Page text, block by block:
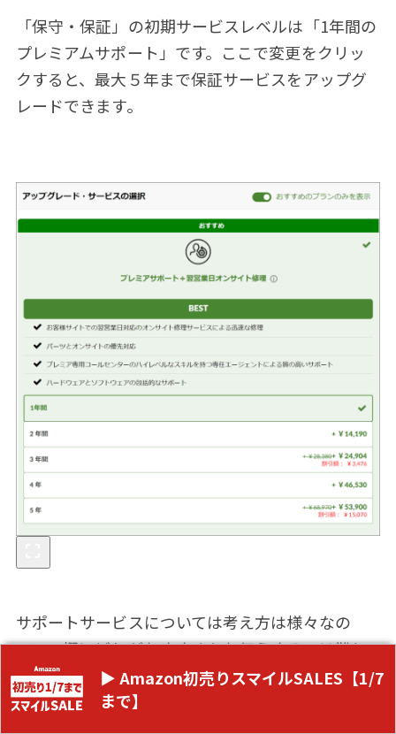
「保守・保証」の初期サービスレベルは「1年間の
プレミアムサポート」です。ここで変更をクリッ
クすると、最大５年まで保証サービスをアップグ
レードできます。
サポートサービスについては考え方は様々なの
で、一概にどれがおすすめかお伝えするのは難し
いです。外に持ち出す頻度が多い端末であれば、
思い切って５年の保証を付けるのも１つの考え方
です。
▶ Amazon初売りスマイルSALES【1/7
まで】